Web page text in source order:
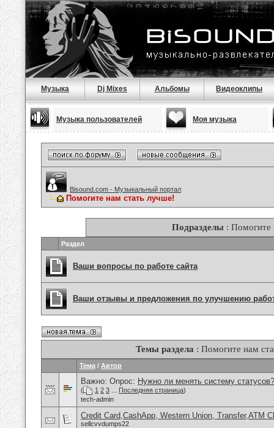
Музыка Dj Mixes Альбомы Видеоклипы
Музыка пользователей Моя музыка
Bisound.com - Музыкальный портал
Помогите нам стать лучше!
Подразделы : Помогите
Раздел
Ваши вопросы по работе сайта
Ваши отзывы и предложения по улучшению
Темы раздела : Помогите нам
Тема / Автор
Важно: Опрос: Нужно ли менять систему статусов?
( 1 2 3 Последняя страница)
tech-admin
Credit Card,CashApp, Western Union, Transfer,ATM
sellcvvdumps22